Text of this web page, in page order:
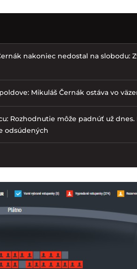
nakoniec nedostal na slobodu:
Mikuláš Černák ostáva vo
Rozhodnutie môže padnúť už dnes.
odsúdených